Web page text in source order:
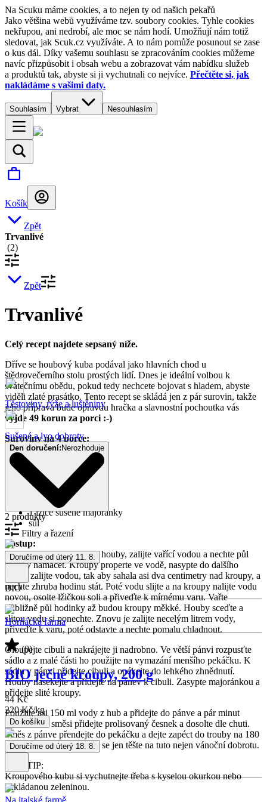
Na Scuku máme cookies, a to nejen ty od našich pekařů
Jako většina webů využíváme tzv. soubory cookies. Tyhle cookies
nekřupou, ani nedrobí, ale moc se nám hodí. Umožňují nám totiž
sledovat, jak Scuk.cz využíváte. A to nám pomůže posunout se zase
o kus dál. Díky vašemu souhlasu se zpracováním cookies můžeme
navíc přizpůsobit i obsah webu a zobrazovat vám nabídku služeb
a produktů tak, abyste si ji vychutnali co nejvíce. Přečtěte si, jak
nakládáme s vašimi daty.
Souhlasím Vybrat Nesouhlasím
Košík
Zpět
Trvanlivé
(2)
Zpět
Trvanlivé
Celý recept najdete sepsaný níže.
Dříve se houbový kuba podával jako hlavních chod u
štědrovečerního stolu prostých lidí. Dnes je ideální volbou k
svátečnímu obědu, pokud tedy nechcete bojovat s hladem, abyste
viděli zlaté prasátko. Tento recept se skládá jen z pár surovin, takže
jeho příprava bude opravdu hračka a slavnostní pochoutka vás
vyjde 49 korun za porci :-)
Suroviny na 4 porce:
200 g krup
35 g sušených hub
2 cibule
2 lžíce sádla
2 stroužky česneku
1 lžíce sušené majoránky
sůl
Postup:
Nejprve si do hrnce dejte houby, zalijte vařící vodou a nechte půl
hodiny namáčet. Kroupy properte ve vodě, nasypte do dalšího
hrnce, zalijte vodou, tak aby sahala asi dva centimetry nad kroupy, a
nechte zhruba hodinu stát. Poté vodu slijte a na kroupy nalijte vodu
novou, osolte lžičkou soli a přiveďte k mírnému varu. Vařte
přibližně půl hodinky až budou kroupy měkké. Houby sceďte a
slitou vodu si ponechte. Znovu je zalijte necelým litrem vody,
přiveďte k varu, poté odstavte a nechte pomalu chladnout.
Oloupejte cibuli a nakrájejte ji nadrobno. Ve větší pánvi rozpusťte
sádlo a z malé části ho použijte na vymazání menšího pekáčku. K
sádlu v pánvi přidejte cibuli a opékejte do lehkého zhnědnutí.
Houby nasekejte a přidejte na pánev k cibuli. Zasypte majoránkou a
přidejte slité kroupy.
Použijte asi 150 ml vody z hub a přidejte do pánve a pár minut
povařte. Ke směsi přidejte prolisovaný česnek a dosolte dle chuti.
Směs z pánve přendejte do pekáčku a dejte zapéct do trouby na 180
°C asi na půl hodiny a už se jen těšte na tuto nejen vánoční dobrotu.
NÁŠ TIP:
Kroupového kubu si vychutnejte třeba s kyselou okurkou nebo
nakládanou zeleninou.
Těstoviny, rýže a luštěniny
Sušené a lyo dobroty
Den doručení: Nerozhoduje
2 produkty
Filtry a řazení
Doručíme od úterý 11. 8.
BIO
Horňácká farma
(0)
BIO ječné kroupy, 200 g
44 Kč
220 Kč/kg
Do košíku
Doručíme od úterý 18. 8.